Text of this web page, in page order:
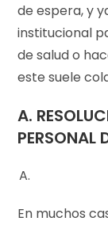
de espera, y
institucional
de salud o
este suele
A.
PERSONAL
En muchos